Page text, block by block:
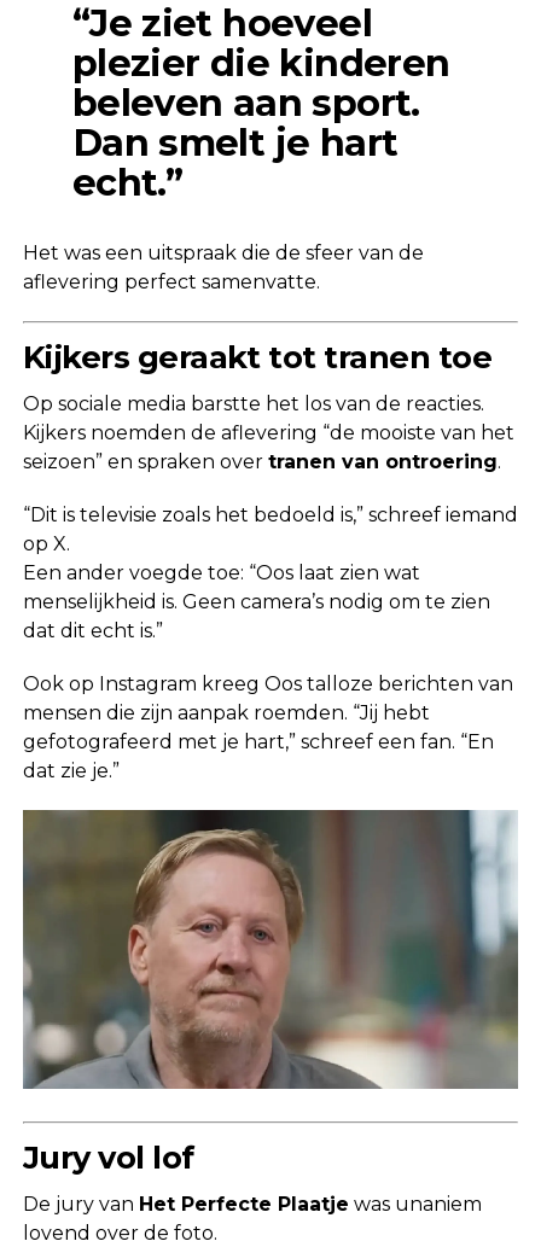
“Je ziet hoeveel
plezier die kinderen
beleven aan sport.
Dan smelt je hart
echt.”
Het was een uitspraak die de sfeer van de
aflevering perfect samenvatte.
Kijkers geraakt tot tranen toe
Op sociale media barstte het los van de reacties.
Kijkers noemden de aflevering “de mooiste van het
seizoen” en spraken over tranen van ontroering.
“Dit is televisie zoals het bedoeld is,” schreef iemand
op X.
Een ander voegde toe: “Oos laat zien wat
menselijkheid is. Geen camera’s nodig om te zien
dat dit echt is.”
Ook op Instagram kreeg Oos talloze berichten van
mensen die zijn aanpak roemden. “Jij hebt
gefotografeerd met je hart,” schreef een fan. “En
dat zie je.”
Jury vol lof
De jury van Het Perfecte Plaatje was unaniem
lovend over de foto.